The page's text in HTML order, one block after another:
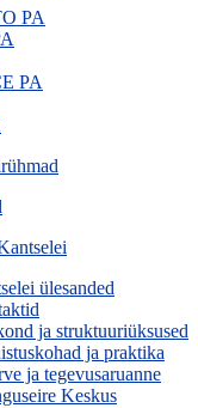
PA
PA
ülesanded
ja struktuuriüksused
ja praktika
ja tegevusaruanne
Keskus